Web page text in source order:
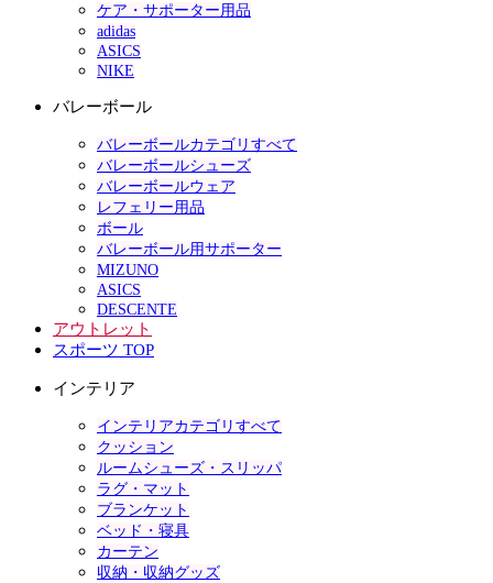
ケア・サポーター用品
adidas
ASICS
NIKE
バレーボール
バレーボールカテゴリすべて
バレーボールシューズ
バレーボールウェア
レフェリー用品
ボール
バレーボール用サポーター
MIZUNO
ASICS
DESCENTE
アウトレット
スポーツ TOP
インテリア
インテリアカテゴリすべて
クッション
ルームシューズ・スリッパ
ラグ・マット
ブランケット
ベッド・寝具
カーテン
収納・収納グッズ